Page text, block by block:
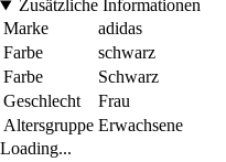
Zusätzliche Informationen
Marke
adidas
Farbe
schwarz
Farbe
Schwarz
Geschlecht
Frau
Altersgruppe Erwachsene
Loading...